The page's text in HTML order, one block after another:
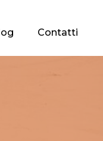
Contatti